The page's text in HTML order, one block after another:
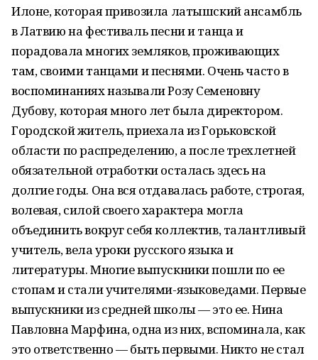
Илоне, которая привозила латышский ансамбль
в Латвию на фестиваль песни и танца и
порадовала многих земляков, проживающих
там, своими танцами и песнями. Очень часто в
воспоминаниях называли Розу Семеновну
Дубову, которая много лет была директором.
Городской житель, приехала из Горьковской
области по распределению, а после трехлетней
обязательной отработки осталась здесь на
долгие годы. Она вся отдавалась работе, строгая,
волевая, силой своего характера могла
объединить вокруг себя коллектив, талантливый
учитель, вела уроки русского языка и
литературы. Многие выпускники пошли по ее
стопам и стали учителями-языковедами. Первые
выпускники из средней школы — это ее. Нина
Павловна Марфина, одна из них, вспоминала, как
это ответственно — быть первыми. Никто не стал